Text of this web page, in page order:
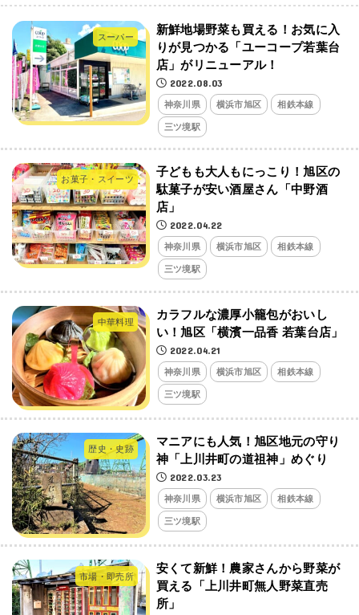
スーパー
新鮮地場野菜も買える！お気に入
りが見つかる「ユーコープ若葉台
店」がリニューアル！
2022.08.03
神奈川県 横浜市旭区 相鉄本線
三ツ境駅
お菓子・スイーツ
子どもも大人もにっこり！旭区の
駄菓子が安い酒屋さん「中野酒
店」
2022.04.22
神奈川県 横浜市旭区 相鉄本線
三ツ境駅
中華料理
カラフルな濃厚小籠包がおいし
い！旭区「横濱一品香 若葉台店」
2022.04.21
神奈川県 横浜市旭区 相鉄本線
三ツ境駅
歴史・史跡
マニアにも人気！旭区地元の守り
神「上川井町の道祖神」めぐり
2022.03.23
神奈川県 横浜市旭区 相鉄本線
三ツ境駅
市場・即売所
安くて新鮮！農家さんから野菜が
買える「上川井町無人野菜直売
所」